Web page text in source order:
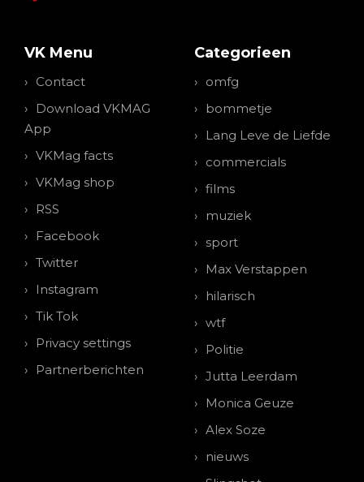
VK Menu
Contact
Download VKMAG
App
VKMag facts
VKMag shop
RSS
Facebook
Twitter
Instagram
Tik Tok
Privacy settings
Partnerberichten
Categorieen
omfg
bommetje
Lang Leve de Liefde
commercials
films
muziek
sport
Max Verstappen
hilarisch
wtf
Politie
Jutta Leerdam
Monica Geuze
Alex Soze
nieuws